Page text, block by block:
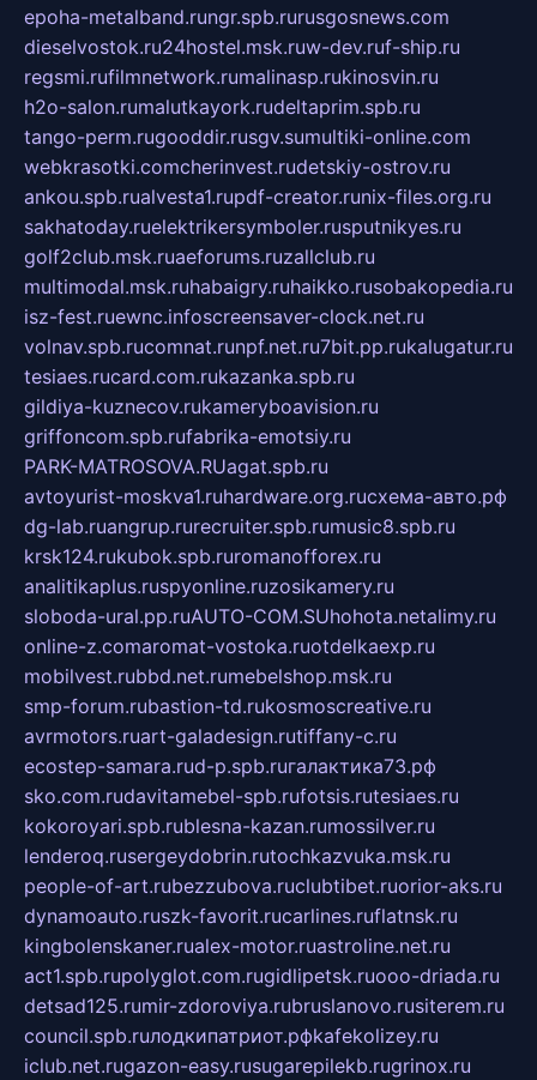
epoha-metalband.rungr.spb.rurusgosnews.com
dieselvostok.ru24hostel.msk.ruw-dev.ruf-ship.ru
regsmi.rufilmnetwork.rumalinasp.rukinosvin.ru
h2o-salon.rumalutkayork.rudeltaprim.spb.ru
tango-perm.rugooddir.rusgv.sumultiki-online.com
webkrasotki.comcherinvest.rudetskiy-ostrov.ru
ankou.spb.rualvesta1.rupdf-creator.runix-files.org.ru
sakhatoday.ruelektrikersymboler.rusputnikyes.ru
golf2club.msk.ruaeforums.ruzallclub.ru
multimodal.msk.ruhabaigry.ruhaikko.rusobakopedia.ru
isz-fest.ruewnc.infoscreensaver-clock.net.ru
volnav.spb.rucomnat.runpf.net.ru7bit.pp.rukalugatur.ru
tesiaes.rucard.com.rukazanka.spb.ru
gildiya-kuznecov.rukameryboavision.ru
griffoncom.spb.rufabrika-emotsiy.ru
PARK-MATROSOVA.RUagat.spb.ru
avtoyurist-moskva1.ruhardware.org.ruсхема-авто.рф
dg-lab.ruangrup.rurecruiter.spb.rumusic8.spb.ru
krsk124.rukubok.spb.ruromanofforex.ru
analitikaplus.ruspyonline.ruzosikamery.ru
sloboda-ural.pp.ruAUTO-COM.SUhohota.netalimy.ru
online-z.comaromat-vostoka.ruotdelkaexp.ru
mobilvest.rubbd.net.rumebelshop.msk.ru
smp-forum.rubastion-td.rukosmoscreative.ru
avrmotors.ruart-galadesign.rutiffany-c.ru
ecostep-samara.rud-p.spb.ruгалактика73.рф
sko.com.rudavitamebel-spb.rufotsis.rutesiaes.ru
kokoroyari.spb.rublesna-kazan.rumossilver.ru
lenderoq.rusergeydobrin.rutochkazvuka.msk.ru
people-of-art.rubezzubova.ruclubtibet.ruorior-aks.ru
dynamoauto.ruszk-favorit.rucarlines.ruflatnsk.ru
kingbolenskaner.rualex-motor.ruastroline.net.ru
act1.spb.rupolyglot.com.rugidlipetsk.ruooo-driada.ru
detsad125.rumir-zdoroviya.rubruslanovo.rusiterem.ru
council.spb.ruлодкипатриот.рфkafekolizey.ru
iclub.net.rugazon-easy.rusugarepilekb.rugrinox.ru